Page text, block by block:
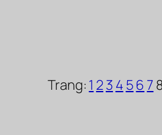
Trang: 1 23 4 56 7